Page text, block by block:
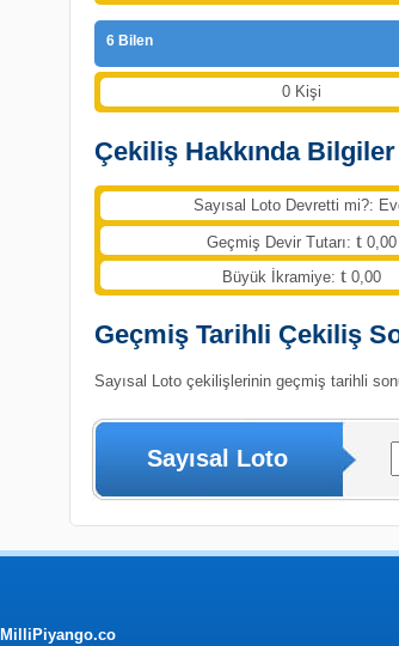
6 Bilen
0 Kişi
Çekiliş Hakkında Bilgiler
Sayısal Loto Devretti mi?:
Geçmiş Devir Tutarı: 0,00
Büyük İkramiye:
0,00
Geçmiş Tarihli Çekiliş
Sayısal Loto çekilişlerinin geçmiş tarihli
Sayısal Loto
MilliPiyango.co